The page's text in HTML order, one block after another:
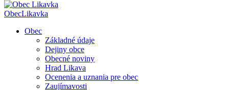
ObecLikavka
Obec
Základné údaje
Dejiny obce
Obecné noviny
Hrad Likava
Ocenenia a uznania pre obec
Zaujímavosti